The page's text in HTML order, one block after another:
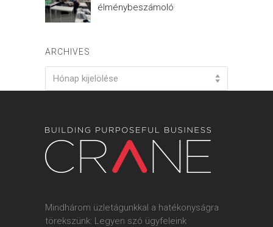
élménybeszámoló
ARCHIVES
Hónap kijelölése
Mindhárom üzletágunkkal a hatékonyságra
törekszünk: Legyen szó ügyfeleink